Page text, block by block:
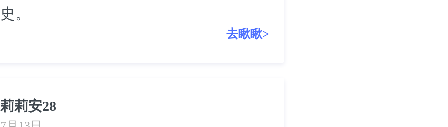
史。
去瞅瞅>
莉莉安28